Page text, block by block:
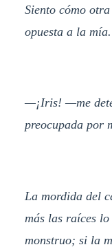
Siento cómo
opuesta a la mía.
—¡Iris! —me
preocupada por
La mordida del
más las raíces
monstruo; si la